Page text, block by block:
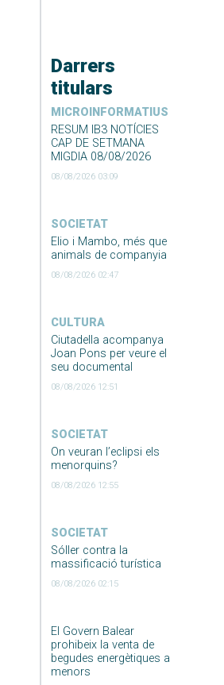
Darrers
titulars
MICROINFORMATIUS
RESUM IB3 NOTÍCIES
CAP DE SETMANA
MIGDIA 08/08/2026
08/08/2026 03:09
SOCIETAT
Elio i Mambo, més que
animals de companyia
08/08/2026 02:47
CULTURA
Ciutadella acompanya
Joan Pons per veure el
seu documental
08/08/2026 12:51
SOCIETAT
On veuran l’eclipsi els
menorquins?
08/08/2026 12:55
SOCIETAT
Sóller contra la
massificació turística
08/08/2026 02:15
El Govern Balear
prohibeix la venta de
begudes energètiques a
menors